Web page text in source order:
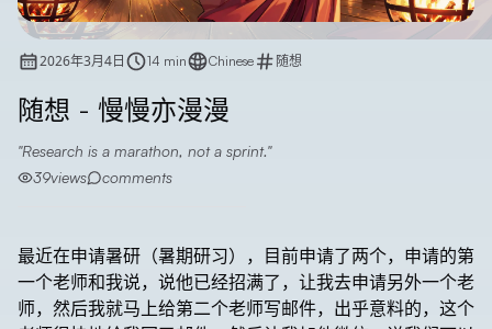
2026年3月4日 14 min Chinese 随想
随想 - 慢慢亦漫漫
Research is a marathon, not a sprint.
39views comments
最近在申请暑研（暑期研习），目前申请了两个，申请的第
一个老师和我说，说他已经招满了，让我去申请另外一个老
师，然后我就马上给第二个老师写邮件，出乎意料的，这个